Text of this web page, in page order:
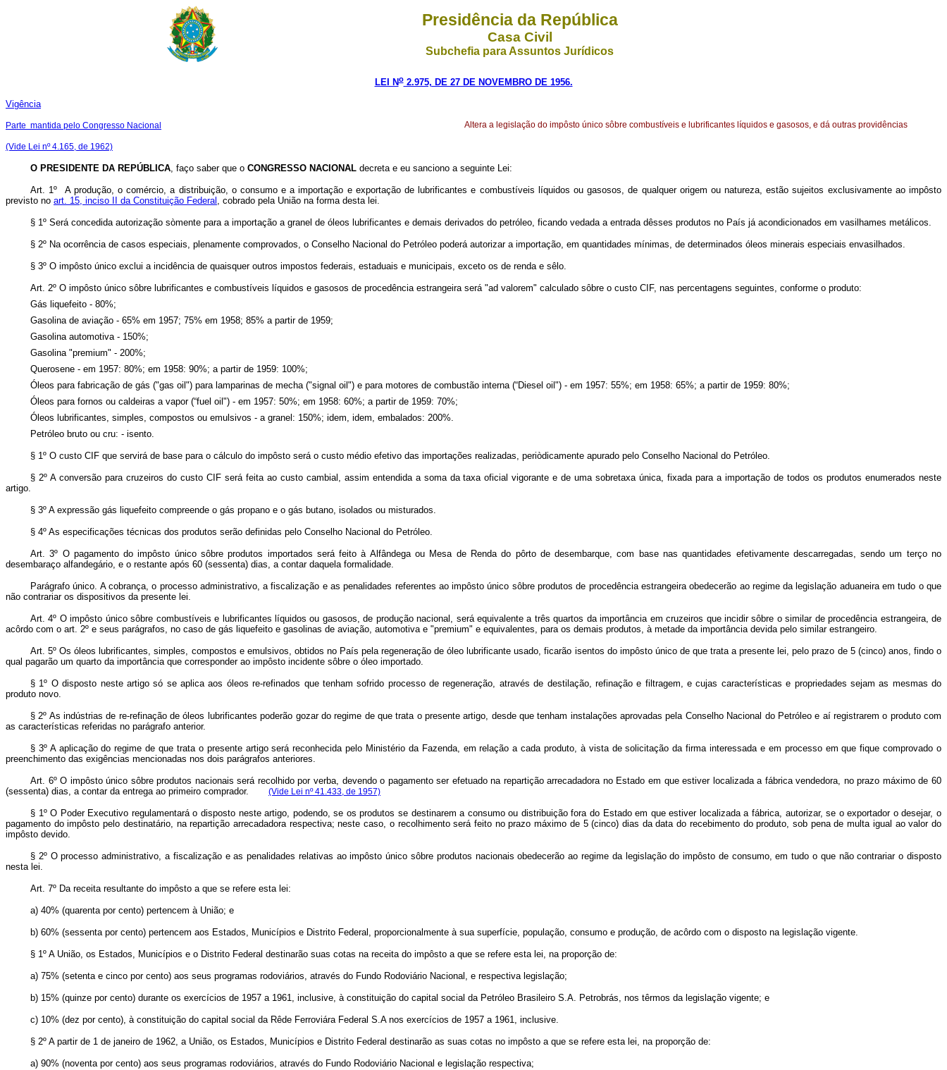
Presidência da República
Casa Civil
Subchefia para Assuntos Jurídicos
LEI No2.975, DE 27 DE NOVEMBRO DE 1956.
Vigência
Parte mantida pelo Congresso Nacional
(Vide Lei nº 4.165, de 1962)
Altera a legislação do impôsto único sôbre combustíveis e lubrificantes líquidos e gasosos, e dá outras providências
O PRESIDENTE DA REPÚBLICA, faço saber que o CONGRESSO NACIONAL decreta e eu sanciono a seguinte Lei:
Art. 1º A produção, o comércio, a distribuição, o consumo e a importação e exportação de lubrificantes e combustíveis líquidos ou gasosos, de qualquer origem ou natureza, estão sujeitos exclusivamente ao impôsto
previsto no art. 15, inciso II da Constituição Federal , cobrado pela União na forma desta lei.
§ 1º Será concedida autorização sòmente para a importação a granel de óleos lubrificantes e demais derivados do petróleo, ficando vedada a entrada dêsses produtos no País já acondicionados em vasilhames metálicos.
§ 2º Na ocorrência de casos especiais, plenamente comprovados, o Conselho Nacional do Petróleo poderá autorizar a importação, em quantidades mínimas, de determinados óleos minerais especiais envasilhados.
§ 3º O impôsto único exclui a incidência de quaisquer outros impostos federais, estaduais e municipais, exceto os de renda e sêlo.
Art. 2º O impôsto único sôbre lubrificantes e combustíveis líquidos e gasosos de procedência estrangeira será "ad valorem" calculado sôbre o custo CIF, nas percentagens seguintes, conforme o produto:
Gás liquefeito - 80%;
Gasolina de aviação - 65% em 1957; 75% em 1958; 85% a partir de 1959;
Gasolina automotiva - 150%;
Gasolina "premium" - 200%;
Querosene - em 1957: 80%; em 1958: 90%; a partir de 1959: 100%;
Óleos para fabricação de gás ("gas oil") para lamparinas de mecha ("signal oil") e para motores de combustão interna (“Diesel oil") - em 1957: 55%; em 1958: 65%; a partir de 1959: 80%;
Óleos para fornos ou caldeiras a vapor (“fuel oil") - em 1957: 50%; em 1958: 60%; a partir de 1959: 70%;
Óleos lubrificantes, simples, compostos ou emulsivos - a granel: 150%; idem, idem, embalados: 200%.
Petróleo bruto ou cru: - isento.
§ 1º O custo CIF que servirá de base para o cálculo do impôsto será o custo médio efetivo das importações realizadas, periòdicamente apurado pelo Conselho Nacional do Petróleo.
§ 2º A conversão para cruzeiros do custo CIF será feita ao custo cambial, assim entendida a soma da taxa oficial vigorante e de uma sobretaxa única, fixada para a importação de todos os produtos enumerados neste
artigo.
§ 3º A expressão gás liquefeito compreende o gás propano e o gás butano, isolados ou misturados.
§ 4º As especificações técnicas dos produtos serão definidas pelo Conselho Nacional do Petróleo.
Art. 3º O pagamento do impôsto único sôbre produtos importados será feito à Alfândega ou Mesa de Renda do pôrto de desembarque, com base nas quantidades efetivamente descarregadas, sendo um terço no
desembaraço alfandegário, e o restante após 60 (sessenta) dias, a contar daquela formalidade.
Parágrafo único. A cobrança, o processo administrativo, a fiscalização e as penalidades referentes ao impôsto único sôbre produtos de procedência estrangeira obedecerão ao regime da legislação aduaneira em tudo o que
não contrariar os dispositivos da presente lei.
Art. 4º O impôsto único sôbre combustíveis e lubrificantes líquidos ou gasosos, de produção nacional, será equivalente a três quartos da importância em cruzeiros que incidir sôbre o similar de procedência estrangeira, de
acôrdo com o art. 2º e seus parágrafos, no caso de gás liquefeito e gasolinas de aviação, automotiva e "premium" e equivalentes, para os demais produtos, à metade da importância devida pelo similar estrangeiro.
Art. 5º Os óleos lubrificantes, simples, compostos e emulsivos, obtidos no País pela regeneração de óleo lubrificante usado, ficarão isentos do impôsto único de que trata a presente lei, pelo prazo de 5 (cinco) anos, findo o
qual pagarão um quarto da importância que corresponder ao impôsto incidente sôbre o óleo importado.
§ 1º O disposto neste artigo só se aplica aos óleos re-refinados que tenham sofrido processo de regeneração, através de destilação, refinação e filtragem, e cujas características e propriedades sejam as mesmas do
produto novo.
§ 2º As indústrias de re-refinação de óleos lubrificantes poderão gozar do regime de que trata o presente artigo, desde que tenham instalações aprovadas pela Conselho Nacional do Petróleo e aí registrarem o produto com
as características referidas no parágrafo anterior.
§ 3º A aplicação do regime de que trata o presente artigo será reconhecida pelo Ministério da Fazenda, em relação a cada produto, à vista de solicitação da firma interessada e em processo em que fique comprovado o
preenchimento das exigências mencionadas nos dois parágrafos anteriores.
Art. 6º O impôsto único sôbre produtos nacionais será recolhido por verba, devendo o pagamento ser efetuado na repartição arrecadadora no Estado em que estiver localizada a fábrica vendedora, no prazo máximo de 60
(sessenta) dias, a contar da entrega ao primeiro comprador. (Vide Lei nº 41.433, de 1957)
§ 1º O Poder Executivo regulamentará o disposto neste artigo, podendo, se os produtos se destinarem a consumo ou distribuição fora do Estado em que estiver localizada a fábrica, autorizar, se o exportador o desejar, o
pagamento do impôsto pelo destinatário, na repartição arrecadadora respectiva; neste caso, o recolhimento será feito no prazo máximo de 5 (cinco) dias da data do recebimento do produto, sob pena de multa igual ao valor do
impôsto devido.
§ 2º O processo administrativo, a fiscalização e as penalidades relativas ao impôsto único sôbre produtos nacionais obedecerão ao regime da legislação do impôsto de consumo, em tudo o que não contrariar o disposto
nesta lei.
Art. 7º Da receita resultante do impôsto a que se refere esta lei:
a) 40% (quarenta por cento) pertencem à União; e
b) 60% (sessenta por cento) pertencem aos Estados, Municípios e Distrito Federal, proporcionalmente à sua superfície, população, consumo e produção, de acôrdo com o disposto na legislação vigente.
§ 1º A União, os Estados, Municípios e o Distrito Federal destinarão suas cotas na receita do impôsto a que se refere esta lei, na proporção de:
a) 75% (setenta e cinco por cento) aos seus programas rodoviários, através do Fundo Rodoviário Nacional, e respectiva legislação;
b) 15% (quinze por cento) durante os exercícios de 1957 a 1961, inclusive, à constituição do capital social da Petróleo Brasileiro S.A. Petrobrás, nos têrmos da legislação vigente; e
c) 10% (dez por cento), à constituição do capital social da Rêde Ferroviára Federal S.A nos exercícios de 1957 a 1961, inclusive.
§ 2º A partir de 1 de janeiro de 1962, a União, os Estados, Municípios e Distrito Federal destinarão as suas cotas no impôsto a que se refere esta lei, na proporção de:
a) 90% (noventa por cento) aos seus programas rodoviários, através do Fundo Rodoviário Nacional e legislação respectiva;